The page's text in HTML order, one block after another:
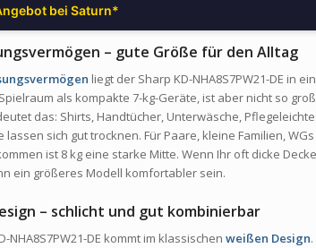
bei Saturn*
– gute Größe für den Alltag
liegt der Sharp KD-NHA8S7PW21-DE in
als kompakte 7-kg-Geräte, ist aber nicht so
das: Shirts, Handtücher, Unterwäsche,
lassen sich gut trocknen. Für Paare, kleine Familien,
ist 8 kg eine starke Mitte. Wenn Ihr oft dicke
ein größeres Modell komfortabler sein.
– schlicht und gut kombinierbar
NHA8S7PW21-DE kommt im klassischenweißen Design